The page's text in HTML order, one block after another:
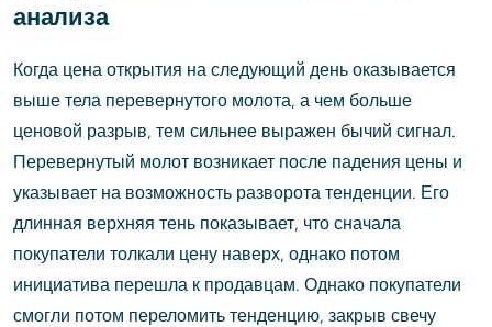
анализа
Когда цена открытия на следующий день оказывается
выше тела перевернутого молота, а чем больше
ценовой разрыв, тем сильнее выражен бычий сигнал.
Перевернутый молот возникает после падения цены и
указывает на возможность разворота тенденции. Его
длинная верхняя тень показывает, что сначала
покупатели толкали цену наверх, однако потом
инициатива перешла к продавцам. Однако покупатели
смогли потом переломить тенденцию, закрыв свечу